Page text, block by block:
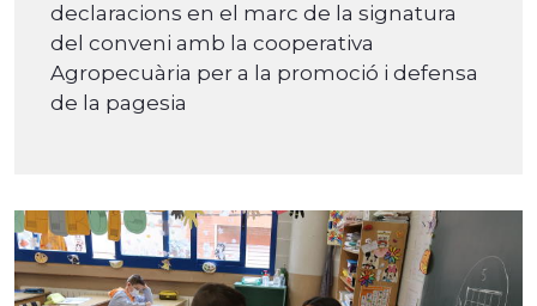
declaracions en el marc de la signatura
del conveni amb la cooperativa
Agropecuària per a la promoció i defensa
de la pagesia